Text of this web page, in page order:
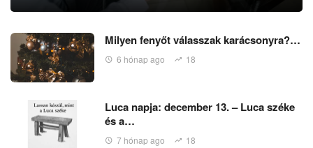
Milyen fenyőt válasszak karácsonyra?…
6 hónap ago 18
Luca napja: december 13. – Luca széke
és a…
7 hónap ago 18